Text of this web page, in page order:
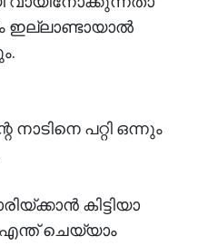
ഇല്ലാണ്ടായാൽ
പറ്റി ഒന്നും
കിട്ടിയാ
ചെയ്യാം